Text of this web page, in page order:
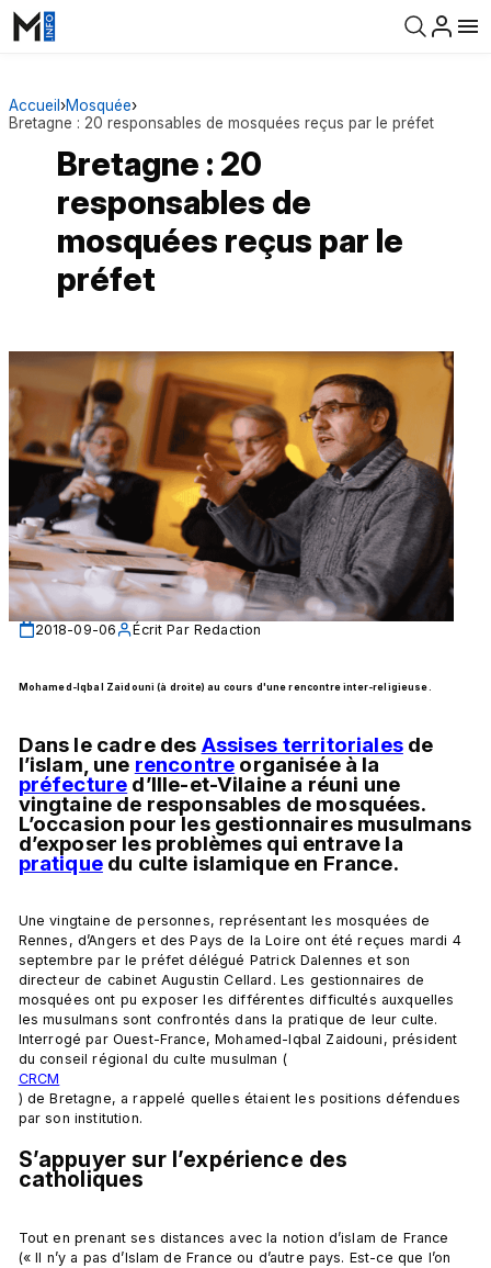
Accueil ›Mosquée›
Bretagne : 20 responsables de mosquées reçus par le préfet
Bretagne : 20
responsables de
mosquées reçus par le
préfet
2018-09-06 Écrit Par Redaction
Mohamed-Iqbal Zaidouni (à droite) au cours d'une rencontre inter-religieuse.
Dans le cadre des Assises territoriales de
l’islam, une rencontre
préfecture d’Ille-et-Vilaine a réuni une
vingtaine de responsables de mosquées.
L’occasion pour les gestionnaires musulmans
pratique du culte islamique en France.
Une vingtaine de personnes, représentant les mosquées de
Rennes, d’Angers et des Pays de la Loire ont été reçues mardi 4
septembre par le préfet délégué Patrick Dalennes et son
directeur de cabinet Augustin Cellard. Les gestionnaires de
mosquées ont pu exposer les différentes difficultés auxquelles
les musulmans sont confrontés dans la pratique de leur culte.
Interrogé par Ouest-France, Mohamed-Iqbal Zaidouni, président
du conseil régional du culte musulman (
CRCM
) de Bretagne, a rappelé quelles étaient les positions défendues
S’appuyer sur l’expérience des
catholiques
Tout en prenant ses distances avec la notion d’islam de France
(« Il n’y a pas d’Islam de France ou d’autre pays. Est-ce que l’on